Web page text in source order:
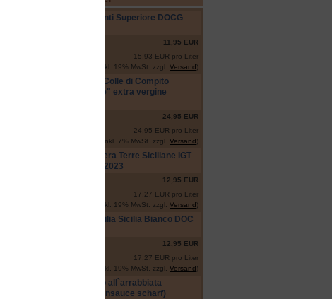
Chianti Superiore DOCG
11,95 EUR
15,93 EUR pro Liter
(inkl. 19% MwSt. zzgl. Versand)
Olio Colle di Compito
"Eclisse" extra vergine
24,95 EUR
24,95 EUR pro Liter
(inkl. 7% MwSt. zzgl. Versand)
Lumera Terre Siciliane IGT
Rosato 2023
12,95 EUR
17,27 EUR pro Liter
(inkl. 19% MwSt. zzgl. Versand)
Anthilia Sicilia Bianco DOC
12,95 EUR
17,27 EUR pro Liter
(inkl. 19% MwSt. zzgl. Versand)
Sugo all`arrabbiata
(Tomatensauce scharf)